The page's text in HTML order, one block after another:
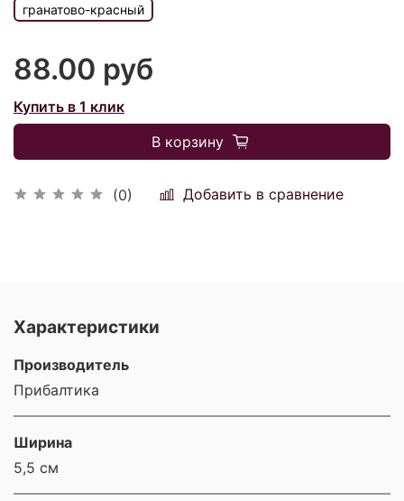
(0) Добавить в сравнение
гранатово-красный
88.00 руб
Купить в 1 клик
В корзину
Характеристики
Производитель
Прибалтика
Ширина
5,5 см